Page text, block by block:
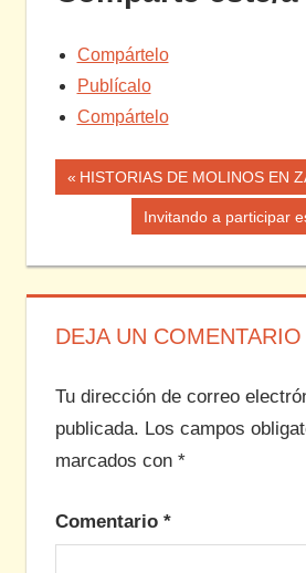
Compártelo
Publícalo
Compártelo
Navegación
entradas
Entrada
anterior:
HISTORIAS DE MOLINOS EN
Siguiente
Invitando a participar
DEJA UN COMENTARIO
Tu dirección de correo
publicada. Los campos
marcados con *
Comentario *